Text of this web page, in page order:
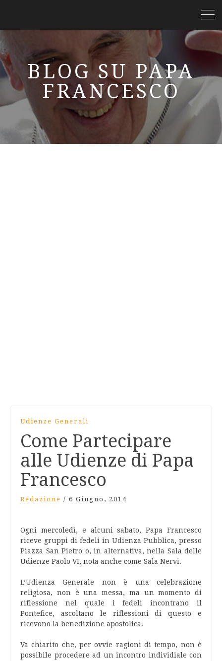
BLOG SU PAPA
FRANCESCO
Udienze Generali
Come Partecipare
alle Udienze di Papa
Francesco
Redazione / 6 Giugno, 2014
Ogni mercoledì, e alcuni sabato, Papa Francesco
riceve gruppi di fedeli in Udienza Pubblica, presso
Piazza San Pietro o, in alternativa, nella Sala delle
Udienze Paolo VI, nota anche come Sala Nervi.
L’Udienza Generale non è una celebrazione
religiosa, non è una messa, ma un momento di
riflessione nel quale i fedeli incontrano il
Pontefice, ascoltano le riflessioni di questo e
ricevono la benedizione apostolica.
Va chiarito che, per ovvie ragioni di tempo, non è
possibile procedere ad un incontro individiale con